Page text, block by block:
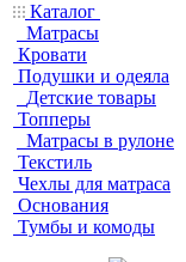
Каталог
Матрасы
Кровати
Подушки и одеяла
Детские товары
Топперы
Матрасы в рулоне
Текстиль
Чехлы для матраса
Основания
Тумбы и комоды